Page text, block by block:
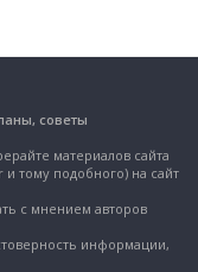
советы
материалов сайта
тому подобного) на сайт
с мнением авторов
информации,